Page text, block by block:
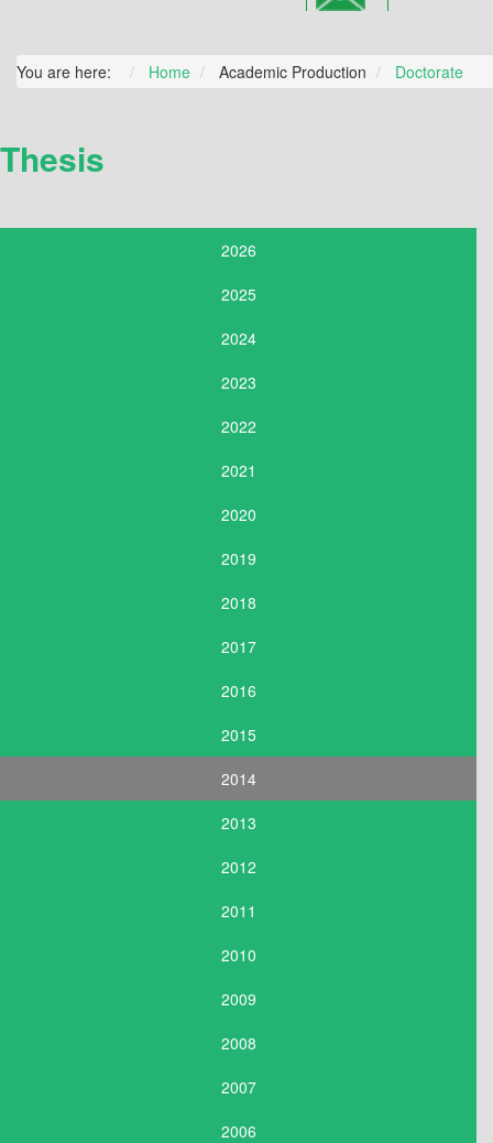
You are here: Home Academic Production Doctorate
Thesis
2026
2025
2024
2023
2022
2021
2020
2019
2018
2017
2016
2015
2014
2013
2012
2011
2010
2009
2008
2007
2006